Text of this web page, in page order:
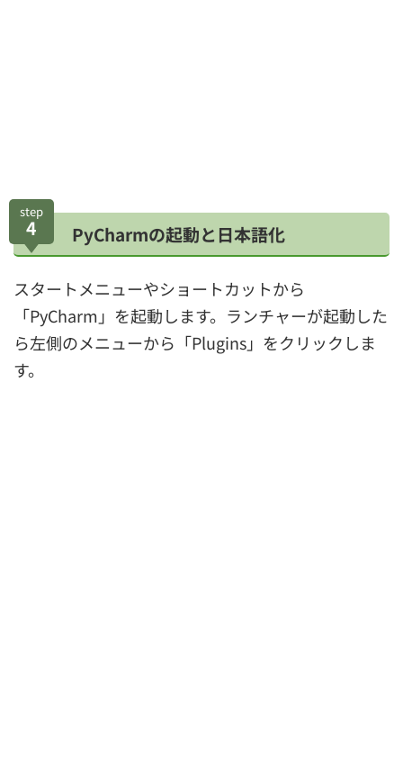
step
4 PyCharmの起動と日本語化
スタートメニューやショートカットから
「PyCharm」を起動します。ランチャーが起動した
ら左側のメニューから「Plugins」をクリックしま
す。